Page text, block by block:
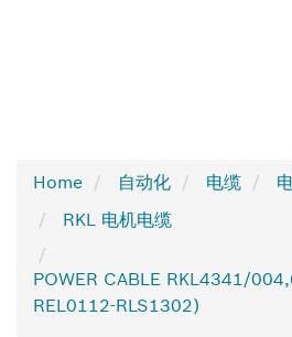
Home 自动化 电缆
RKL 电机电缆
POWER CABLE RKL4341/
REL0112-RLS1302)